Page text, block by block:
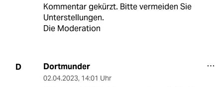
Kommentar gekürzt. Bitte vermeiden Sie
Unterstellungen.
Die Moderation
D Dortmunder
02.04.2023, 14:01 Uhr